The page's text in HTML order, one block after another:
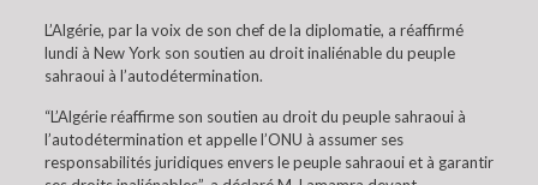
L’Algérie, par la voix de son chef de la diplomatie, a réaffirmé
lundi à New York son soutien au droit inaliénable du peuple
sahraoui à l’autodétermination.
“L’Algérie réaffirme son soutien au droit du peuple sahraoui à
l’autodétermination et appelle l’ONU à assumer ses
responsabilités juridiques envers le peuple sahraoui et à garantir